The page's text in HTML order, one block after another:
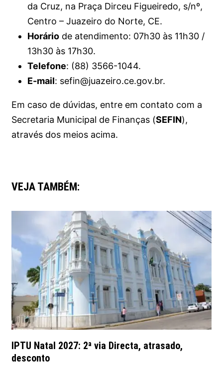
da Cruz, na Praça Dirceu Figueiredo, s/nº,
Centro – Juazeiro do Norte, CE.
Horário de atendimento: 07h30 às 11h30 /
13h30 às 17h30.
Telefone: (88) 3566-1044.
E-mail: sefin@juazeiro.ce.gov.br.
Em caso de dúvidas, entre em contato com a
Secretaria Municipal de Finanças (SEFIN),
através dos meios acima.
VEJA TAMBÉM:
IPTU Natal 2027: 2ª via Directa, atrasado,
desconto